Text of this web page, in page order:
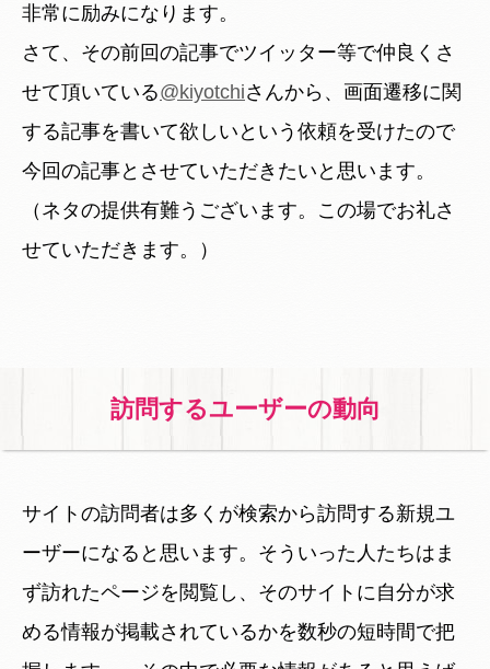
非常に励みになります。
さて、その前回の記事でツイッター等で仲良くさ
せて頂いている@kiyotchiさんから、画面遷移に関
する記事を書いて欲しいという依頼を受けたので
今回の記事とさせていただきたいと思います。
（ネタの提供有難うございます。この場でお礼さ
せていただきます。）
訪問するユーザーの動向
サイトの訪問者は多くが検索から訪問する新規ユ
ーザーになると思います。そういった人たちはま
ず訪れたページを閲覧し、そのサイトに自分が求
める情報が掲載されているかを数秒の短時間で把